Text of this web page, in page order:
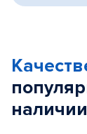
наличии